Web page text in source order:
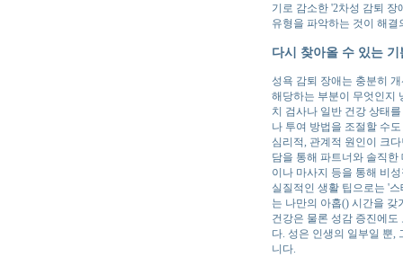
기로 감소한 '2차성 감퇴
유형을 파악하는 것이 해결
다시 찾아올 수 있는
성욕 감퇴 장애는 충분히
해당하는 부분이 무엇인지
치 검사나 일반 건강 상태
나 투여 방법을 조절할 수
심리적, 관계적 원인이 크
담을 통해 파트너와 솔직
이나 마사지 등을 통해 비
실질적인 생활 팁으로는 '
는 나만의 아홉() 시간을 갖
건강은 물론 성감 증진에
다. 성은 인생의 일부일 뿐,
니다.